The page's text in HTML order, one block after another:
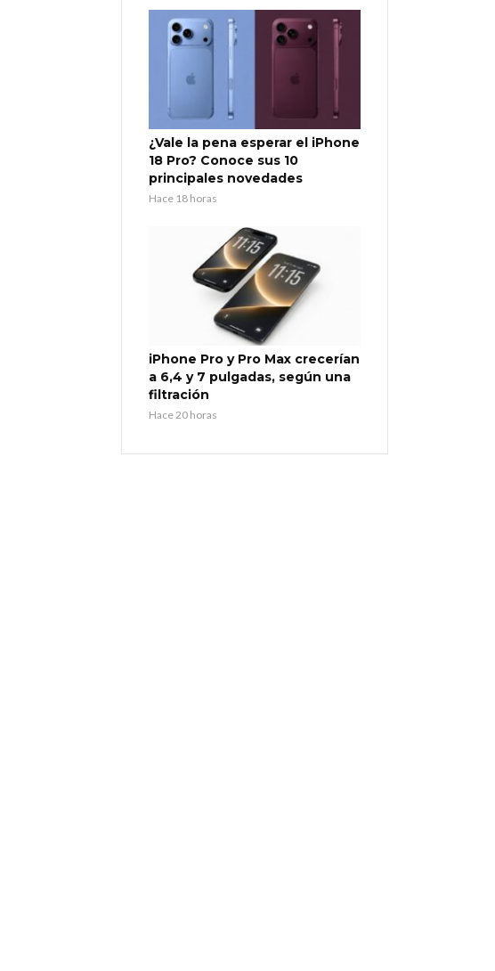
¿Vale la pena esperar el iPhone
18 Pro? Conoce sus 10
principales novedades
Hace 18 horas
iPhone Pro y Pro Max crecerían
a 6,4 y 7 pulgadas, según una
filtración
Hace 20 horas